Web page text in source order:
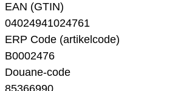
EAN (GTIN)
04024941024761
ERP Code (artikelcode)
B0002476
Douane-code